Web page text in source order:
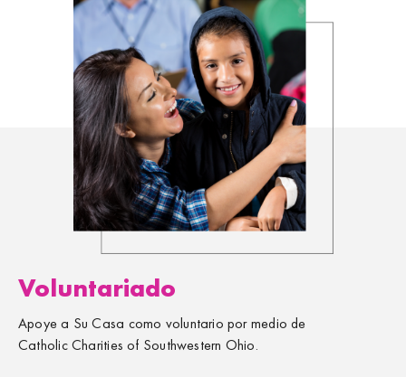
Voluntariado
Apoye a Su Casa como voluntario por medio de
Catholic Charities of Southwestern Ohio.